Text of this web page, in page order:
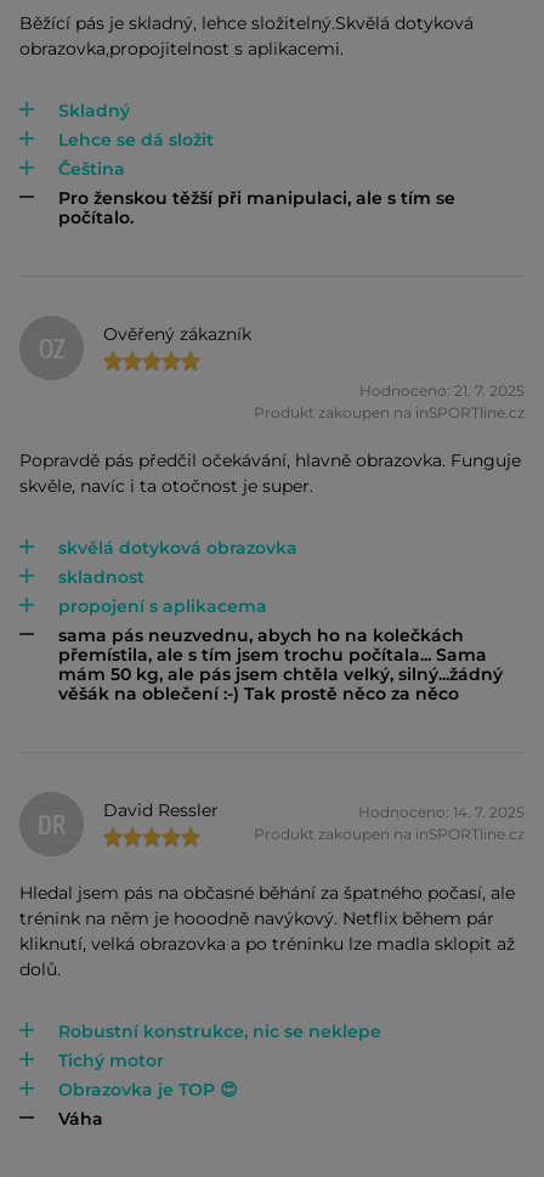
Běžící pás je skladný, lehce složitelný.Skvělá dotyková
obrazovka,propojitelnost s aplikacemi.
Skladný
Lehce se dá složit
Čeština
Pro ženskou těžší při manipulaci, ale s tím se
počítalo.
OZ Ověřený zákazník
Hodnoceno: 21. 7. 2025
Produkt zakoupen na inSPORTline.cz
Popravdě pás předčil očekávání, hlavně obrazovka. Funguje
skvěle, navíc i ta otočnost je super.
skvělá dotyková obrazovka
skladnost
propojení s aplikacema
sama pás neuzvednu, abych ho na kolečkách
přemístila, ale s tím jsem trochu počítala... Sama
mám 50 kg, ale pás jsem chtěla velký, silný...žádný
věšák na oblečení :-) Tak prostě něco za něco
DR David Ressler
Hodnoceno: 14. 7. 2025
Produkt zakoupen na inSPORTline.cz
Hledal jsem pás na občasné běhání za špatného počasí, ale
trénink na něm je hooodně navýkový. Netflix během pár
kliknutí, velká obrazovka a po tréninku lze madla sklopit až
dolů.
Robustní konstrukce, nic se neklepe
Tichý motor
Obrazovka je TOP 😍
Váha